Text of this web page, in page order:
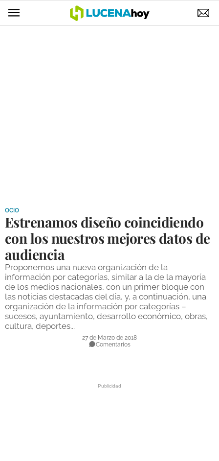
DEPORTES
COMPETICIONES
DEPORTE BASE
OPINIÓN
VENTANA CIUDADANA
CÓRDOBA
OCIO
Estrenamos diseño coincidiendo
con los nuestros mejores datos de
audiencia
Proponemos una nueva organización de la
información por categorías, similar a la de la mayoría
de los medios nacionales, con un primer bloque con
las noticias destacadas del día, y, a continuación, una
organización de la información por categorías –
sucesos, ayuntamiento, desarrollo económico, obras,
cultura, deportes...
27 de Marzo de 2018
Comentarios